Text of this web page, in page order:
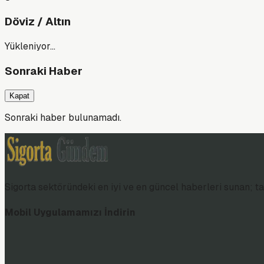
Döviz / Altın
Yükleniyor…
Sonraki Haber
Kapat
Sonraki haber bulunamadı.